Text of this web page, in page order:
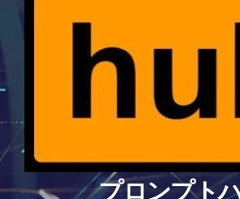
プロンプト